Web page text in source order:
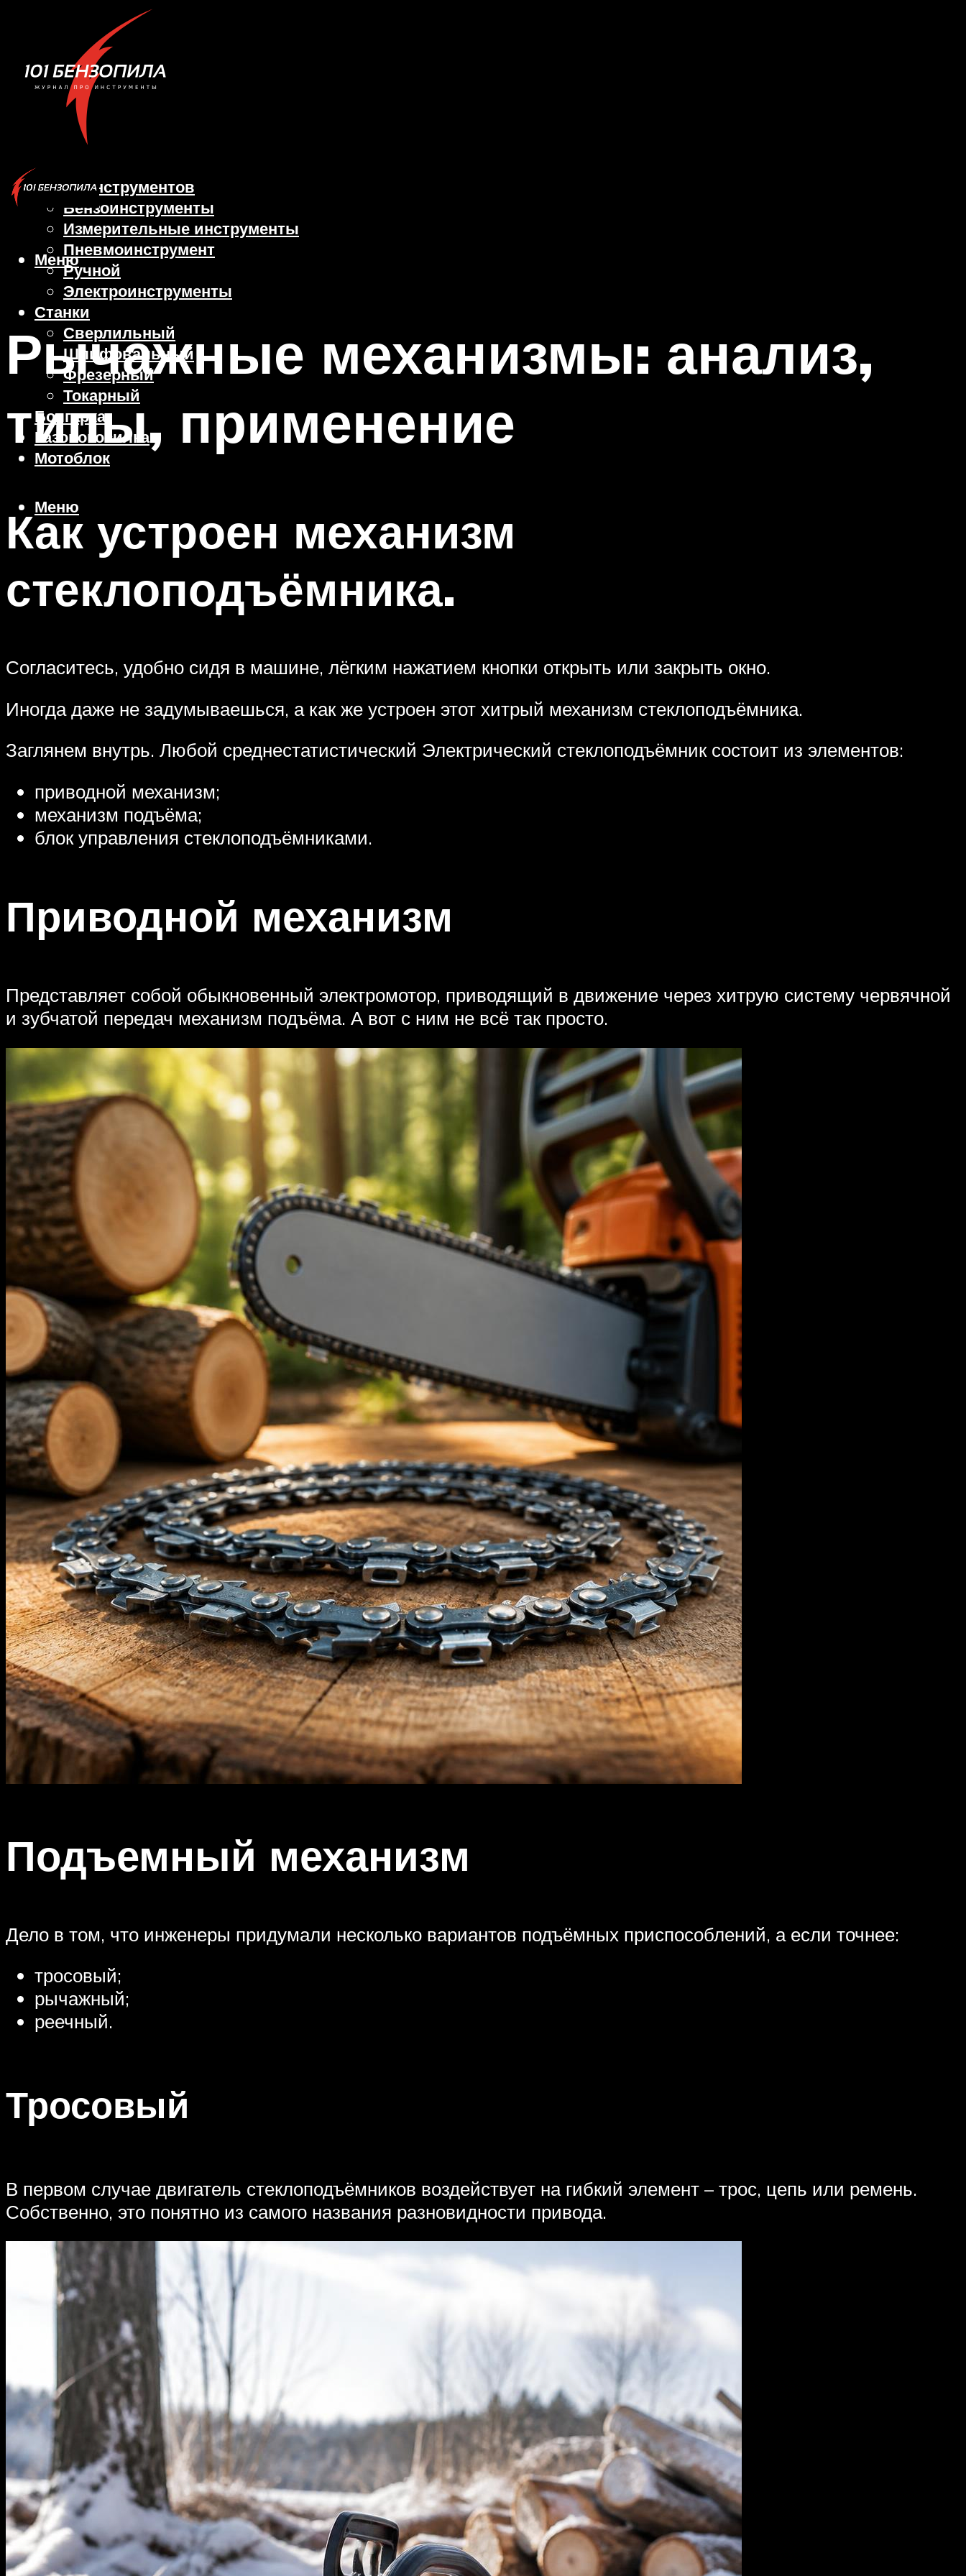
Виды инструментов
Бензоинструменты
Измерительные инструменты
Пневмоинструмент
Ручной
Электроинструменты
Станки
Сверлильный
Шлифовальный
Фрезерный
Токарный
Болгарка
Газонокосилка
Мотоблок
Меню
Меню
Рычажные механизмы: анализ,
типы, применение
Как устроен механизм
стеклоподъёмника.
Согласитесь, удобно сидя в машине, лёгким нажатием кнопки открыть или закрыть окно.
Иногда даже не задумываешься, а как же устроен этот хитрый механизм стеклоподъёмника.
Заглянем внутрь. Любой среднестатистический Электрический стеклоподъёмник состоит из элементов:
приводной механизм;
механизм подъёма;
блок управления стеклоподъёмниками.
Приводной механизм
Представляет собой обыкновенный электромотор, приводящий в движение через хитрую систему червячной
и зубчатой передач механизм подъёма. А вот с ним не всё так просто.
Подъемный механизм
Дело в том, что инженеры придумали несколько вариантов подъёмных приспособлений, а если точнее:
тросовый;
рычажный;
реечный.
Тросовый
В первом случае двигатель стеклоподъёмников воздействует на гибкий элемент – трос, цепь или ремень.
Собственно, это понятно из самого названия разновидности привода.